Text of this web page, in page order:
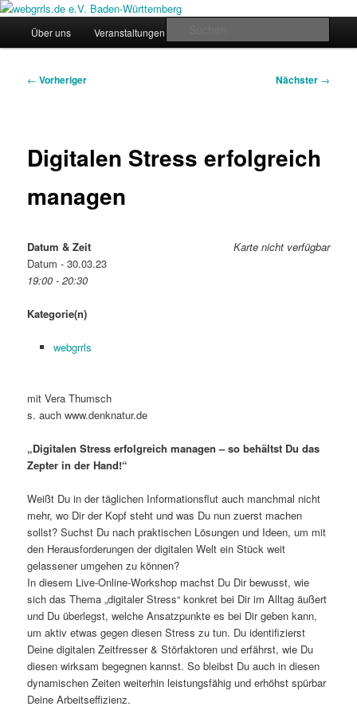
Zum
primären
webgrrls.de e.V. Baden-
Regiogruppe Baden-Württemberg der webgrrls.de e.V.
HauptmenüÜber uns Veranstaltungen
Beitragsnavigation
← Vorheriger Nächster →
Digitalen Stress erfolgreich
managen
Karte nicht verfügbar
Datum & Zeit
Datum - 30.03.23
19:00 - 20:30
Kategorie(n)
webgrrls
mit Vera Thumsch
s. auch www.denknatur.de
„Digitalen Stress erfolgreich managen – so behältst Du das
Zepter in der Hand!“
Weißt Du in der täglichen Informationsflut auch manchmal nicht
mehr, wo Dir der Kopf steht und was Du nun zuerst machen
sollst? Suchst Du nach praktischen Lösungen und Ideen, um mit
den Herausforderungen der digitalen Welt ein Stück weit
gelassener umgehen zu können?
In diesem Live-Online-Workshop machst Du Dir bewusst, wie
sich das Thema „digitaler Stress“ konkret bei Dir im Alltag äußert
und Du überlegst, welche Ansatzpunkte es bei Dir geben kann,
um aktiv etwas gegen diesen Stress zu tun. Du identifizierst
Deine digitalen Zeitfresser & Störfaktoren und erfährst, wie Du
diesen wirksam begegnen kannst. So bleibst Du auch in diesen
dynamischen Zeiten weiterhin leistungsfähig und erhöhst spürbar
Deine Arbeitseffizienz.